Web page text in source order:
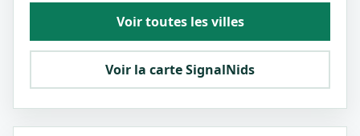
Voir toutes les villes
Voir la carte SignalNids